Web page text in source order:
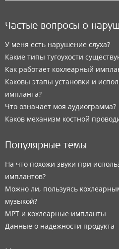
Частые вопросы о
У меня есть нарушение слуха?
Какие типы тугоухости
Как работает кохлеарный
Каковы этапы установки и
импланта?
Что означает моя аудиограмма?
Каков механизм костной
Популярные темы
На что похожи звуки при
имплантов?
Можно ли, пользуясь
музыкой?
МРТ и кохлеарные импланты
Данные о надежности продукта